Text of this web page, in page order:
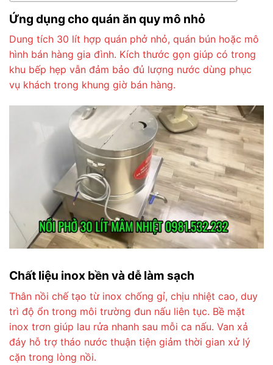
Ứng dụng cho quán ăn quy mô nhỏ
Dung tích 30 lít hợp quán phở nhỏ, quán bún hoặc mô
hình bán hàng gia đình. Kích thước gọn giúp có trong
khu bếp hẹp vẫn đảm bảo đủ lượng nước dùng phục
vụ khách trong khung giờ bán hàng.
Chất liệu inox bền và dễ làm sạch
Thân nồi chế tạo từ inox chống gỉ, chịu nhiệt cao, duy
trì độ ổn trong môi trường đun nấu liên tục. Bề mặt
inox trơn giúp lau rửa nhanh sau mỗi ca nấu. Van xả
đáy hỗ trợ tháo nước thuận tiện giảm thời gian xử lý
cặn trong lòng nồi.